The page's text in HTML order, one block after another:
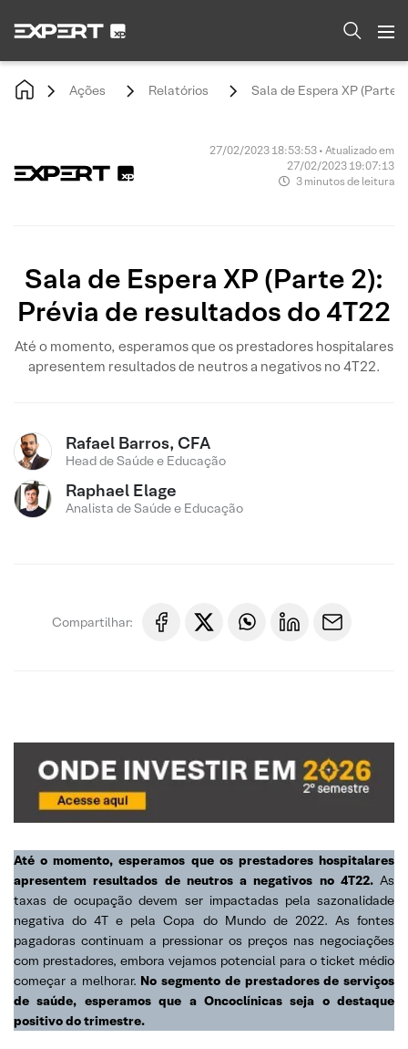
Ações Relatórios Sala de Espera XP (Parte
27/02/2023 18:53:53 • Atualizado em
27/02/2023 19:07:13
3 minutos de leitura
Sala de Espera XP (Parte 2):
Prévia de resultados do 4T22
Até o momento, esperamos que os prestadores hospitalares
apresentem resultados de neutros a negativos no 4T22.
Rafael Barros, CFA
Head de Saúde e Educação
Raphael Elage
Analista de Saúde e Educação
Compartilhar:
Até o momento, esperamos que os prestadores hospitalares
apresentem resultados de neutros a negativos no 4T22. As
taxas de ocupação devem ser impactadas pela sazonalidade
negativa do 4T e pela Copa do Mundo de 2022. As fontes
pagadoras continuam a pressionar os preços nas negociações
com prestadores, embora vejamos potencial para o ticket médio
começar a melhorar. No segmento de prestadores de serviços
de saúde, esperamos que a Oncoclínicas seja o destaque
positivo do trimestre.